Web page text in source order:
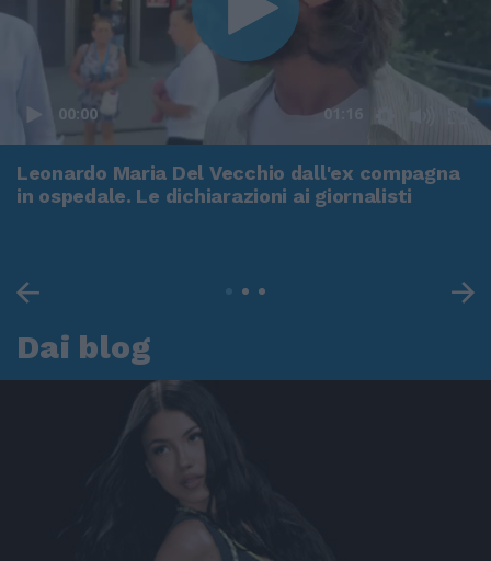
00:00 01:16
Leonardo Maria Del Vecchio dall'ex compagna
in ospedale. Le dichiarazioni ai giornalisti
Dai blog